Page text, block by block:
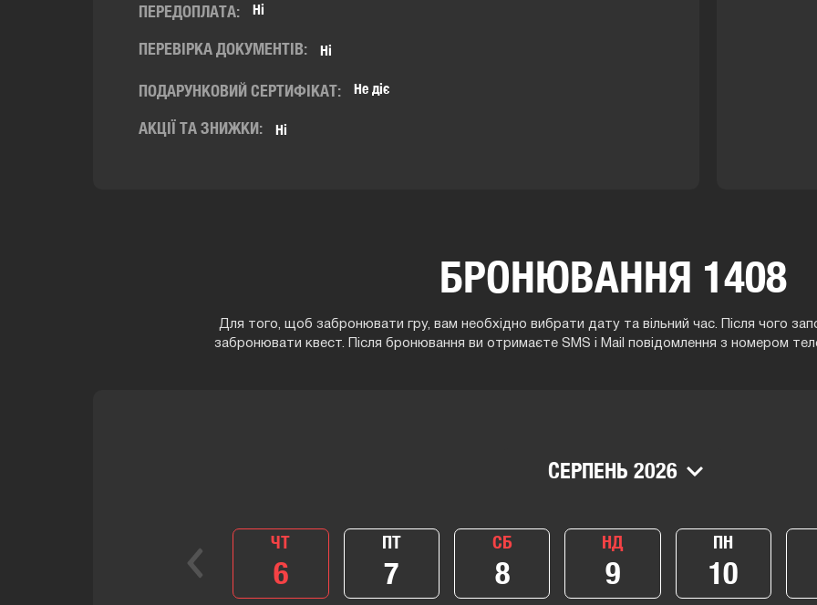
ПЕРЕДОПЛАТА: Ні
ПЕРЕВІРКА ДОКУМЕНТІВ: Ні
ПОДАРУНКОВИЙ СЕРТИФІКАТ: Не діє
АКЦІЇ ТА ЗНИЖКИ: Ні
БРОНЮВАННЯ 1408
Для того, щоб забронювати гру, вам необхідно вибрати дату та вільний час. Після чого
забронювати квест. Після бронювання ви отримаєте SMS і Mail повідомлення з номером
СЕРПЕНЬ 2026
ЧТ
6
ПТ
7
СБ
8
НД
9
ПН
10